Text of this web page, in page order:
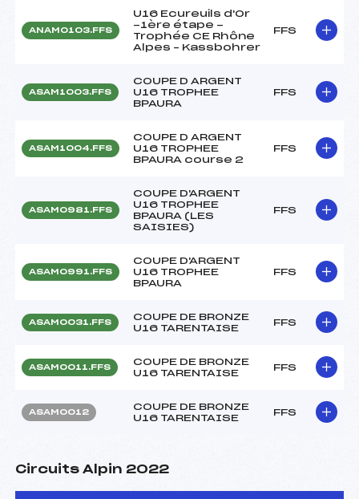
ANAM0103.FFS
U16 Ecureuils d'Or
-1ère étape -
Trophée CE Rhône
Alpes – Kassbohrer
FFS
ASAM1003.FFS
COUPE D ARGENT
U16 TROPHEE
BPAURA
FFS
ASAM1004.FFS
COUPE D ARGENT
U16 TROPHEE
BPAURA course 2
FFS
ASAM0981.FFS
COUPE D'ARGENT
U16 TROPHEE
BPAURA (LES
SAISIES)
FFS
ASAM0991.FFS
COUPE D'ARGENT
U16 TROPHEE
BPAURA
FFS
ASAM0031.FFS
COUPE DE BRONZE
U16 TARENTAISE
FFS
ASAM0011.FFS
COUPE DE BRONZE
U16 TARENTAISE
FFS
ASAM0012
COUPE DE BRONZE
U16 TARENTAISE
FFS
Circuits Alpin 2022